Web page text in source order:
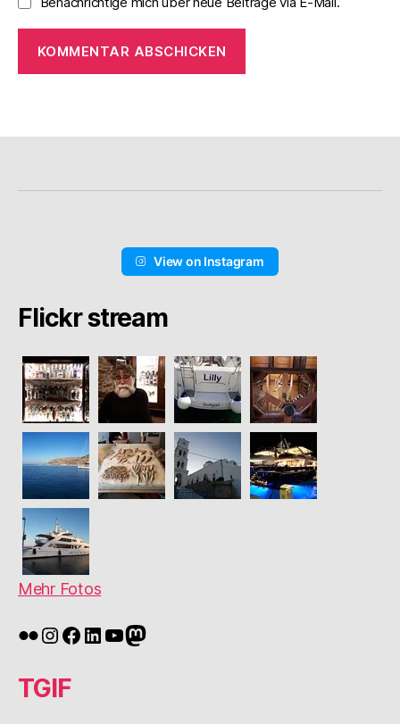
View on Instagram
Flickr stream
Mehr Fotos
Flickr
Instagram
Facebook
LinkedIn
YouTube
Mastodon
TGIF